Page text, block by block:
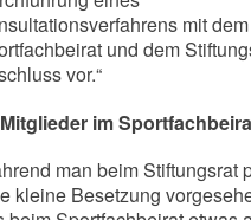
mit dem
und dem
vor.“
im
man beim Stiftungsrat
kleine Besetzung